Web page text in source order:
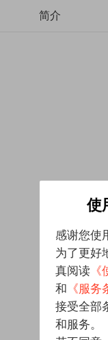
简介
使
感谢您使
为了更好
真阅读
和 《服务
接受全部
和服务。